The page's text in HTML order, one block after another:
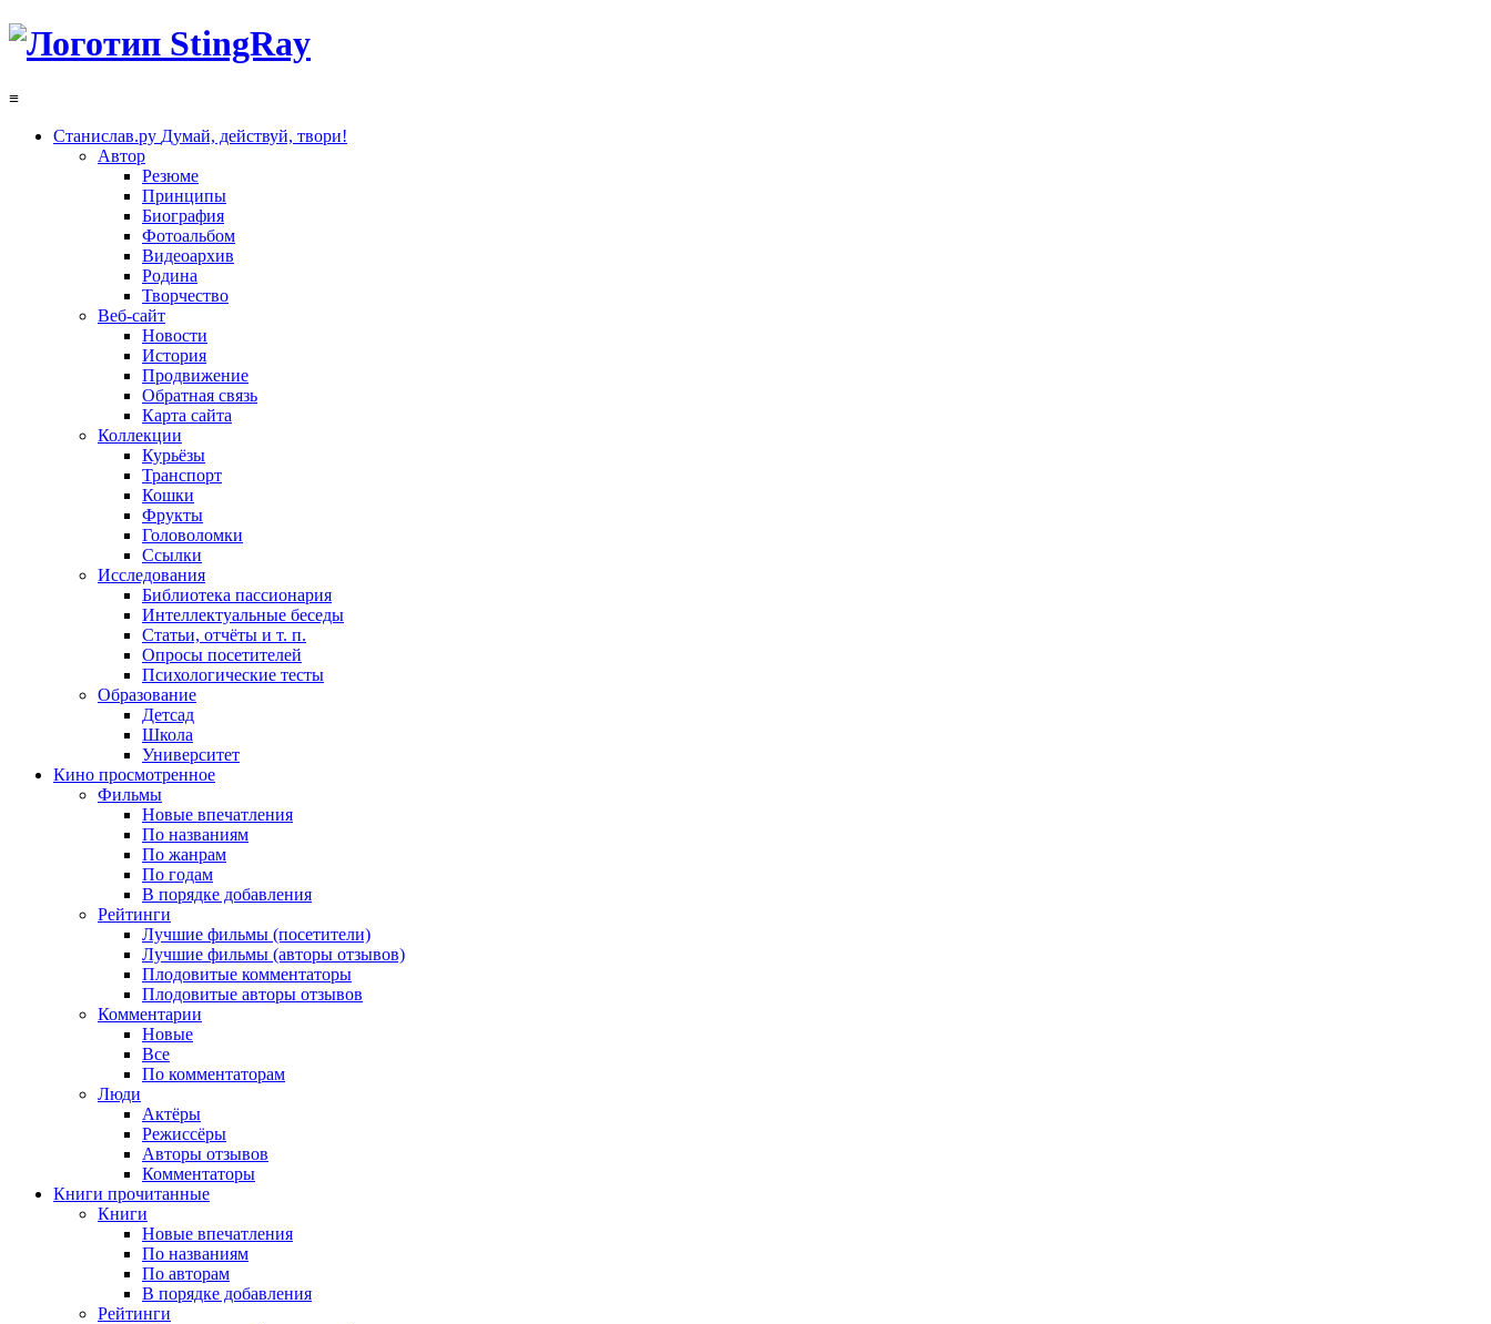
≡
Станислав.ру Думай, действуй, твори!
Автор
Резюме
Принципы
Биография
Фотоальбом
Видеоархив
Родина
Творчество
Веб-сайт
Новости
История
Продвижение
Обратная связь
Карта сайта
Коллекции
Курьёзы
Транспорт
Кошки
Фрукты
Головоломки
Ссылки
Исследования
Библиотека пассионария
Интеллектуальные беседы
Статьи, отчёты и т. п.
Опросы посетителей
Психологические тесты
Образование
Детсад
Школа
Университет
Кино просмотренное
Фильмы
Новые впечатления
По названиям
По жанрам
По годам
В порядке добавления
Рейтинги
Лучшие фильмы (посетители)
Лучшие фильмы (авторы отзывов)
Плодовитые комментаторы
Плодовитые авторы отзывов
Комментарии
Новые
Все
По комментаторам
Люди
Актёры
Режиссёры
Авторы отзывов
Комментаторы
Книги прочитанные
Книги
Новые впечатления
По названиям
По авторам
В порядке добавления
Рейтинги